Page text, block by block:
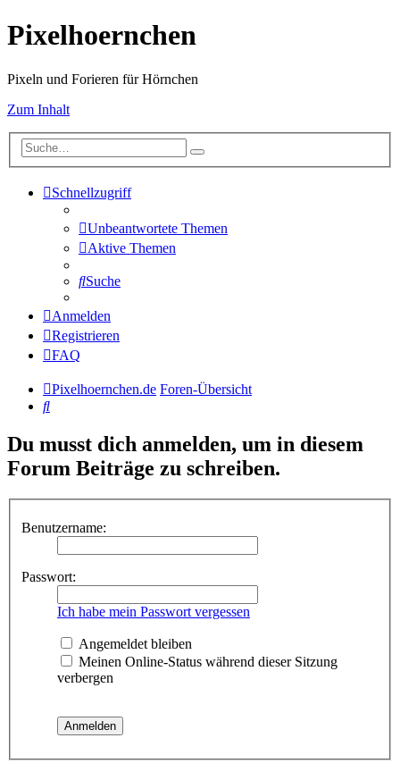
Pixelhoernchen
Pixeln und Forieren für Hörnchen
Zum Inhalt
Schnellzugriff
Unbeantwortete Themen
Aktive Themen
Suche
Anmelden
Registrieren
FAQ
Pixelhoernchen.de Foren-Übersicht
Suche
Du musst dich anmelden, um in diesem
Forum Beiträge zu schreiben.
Benutzername:
Passwort:
Ich habe mein Passwort vergessen
Angemeldet bleiben
Meinen Online-Status während dieser Sitzung
verbergen